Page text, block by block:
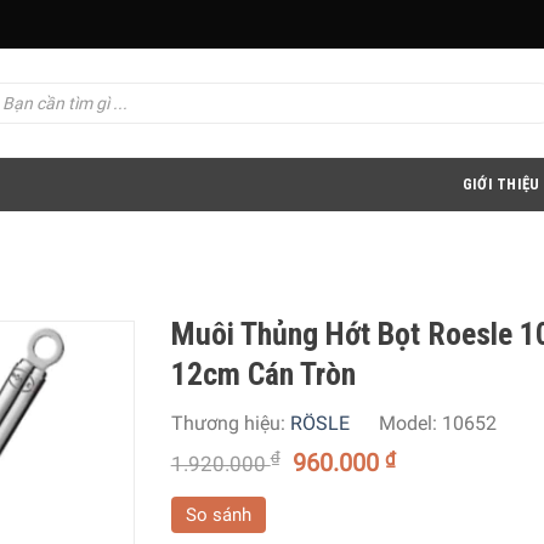
GIỚI THIỆU
Muôi Thủng Hớt Bọt Roesle
12cm Cán Tròn
Thương hiệu: RÖSLE Model: 10652
1.920.000₫ 960.000₫
So sánh